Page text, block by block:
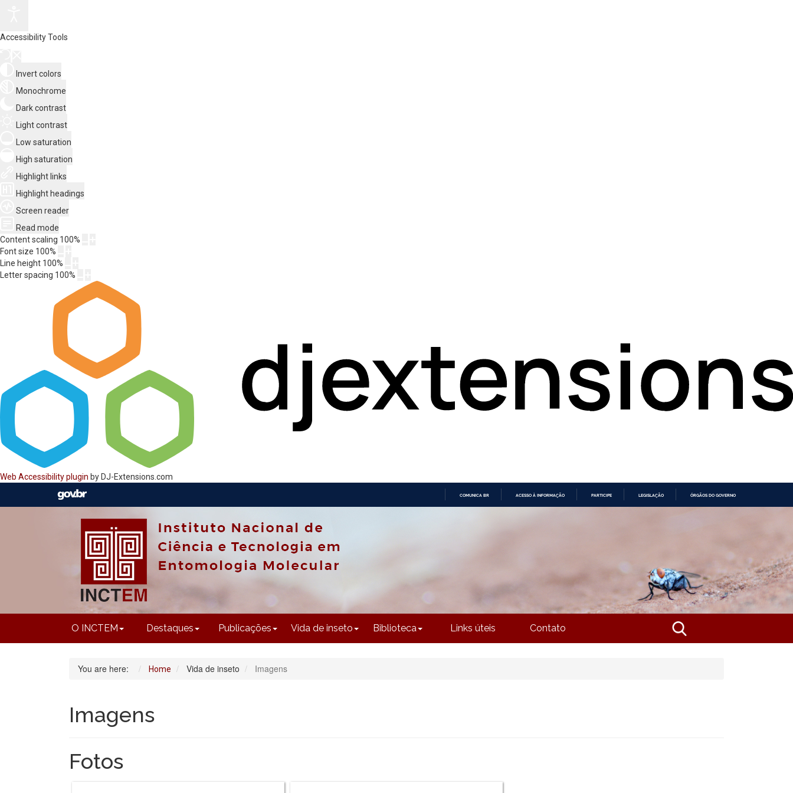
Accessibility Tools
Invert colors
Monochrome
Dark contrast
Light contrast
Low saturation
High saturation
Highlight links
Highlight headings
Screen reader
Read mode
Content scaling 100%
Font size 100%
Line height 100%
Letter spacing 100%
Web Accessibility plugin by DJ-Extensions.com
COMUNICA BR ACESSO À INFORMAÇÃO PARTICIPE LEGISLAÇÃO ÓRGÃOS DO GOVERNO
O INCTEM Destaques Publicações Vida de inseto Biblioteca Links úteis Contato
You are here: Home Vida de inseto Imagens
Imagens
Fotos